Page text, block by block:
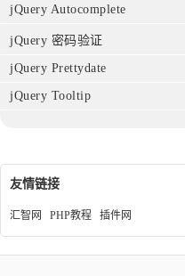
jQuery Autocomplete
jQuery 密码验证
jQuery Prettydate
jQuery Tooltip
友情链接
汇智网 PHP教程 插件网